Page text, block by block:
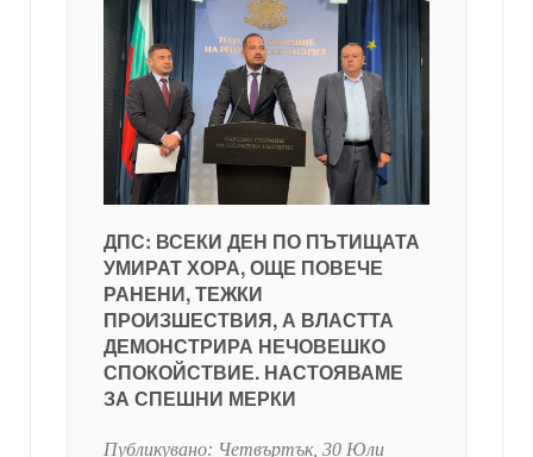
ДПС: ВСЕКИ ДЕН ПО ПЪТИЩАТА
УМИРАТ ХОРА, ОЩЕ ПОВЕЧЕ
РАНЕНИ, ТЕЖКИ
ПРОИЗШЕСТВИЯ, А ВЛАСТТА
ДЕМОНСТРИРА НЕЧОВЕШКО
СПОКОЙСТВИЕ. НАСТОЯВАМЕ
ЗА СПЕШНИ МЕРКИ
Публикувано: Четвъртък, 30 Юли